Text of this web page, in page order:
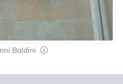
Baldini